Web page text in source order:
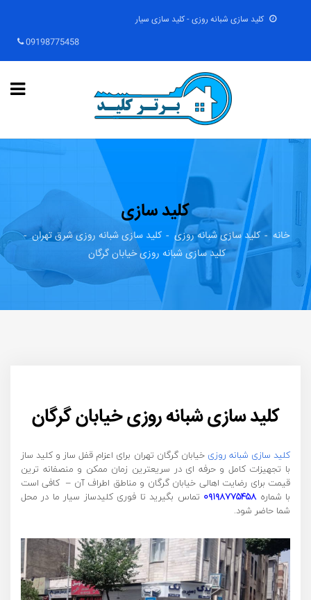
کلید سازی شبانه روزی - کلید سازی سیار
09198775458
کلید سازی
خانه کلید سازی شبانه روزی
کلید سازی شبانه روزی شرق تهران
کلید سازی شبانه روزی خیابان گرگان
کلید سازی شبانه روزی خیابان گرگان
کلید سازی شبانه روزی خیابان گرگان تهران برای اعزام قفل ساز و کلید ساز
با تجهیزات کامل و حرفه ای در سریعترین زمان ممکن و منصفانه ترین
قیمت برای رضایت اهالی خیابان گرگان و مناطق اطراف آن – کافی است
با شماره۰۹۱۹۸۷۷۵۴۵۸ تماس بگیرید تا فوری کلیدساز سیار ما در محل
شما حاضر شود.